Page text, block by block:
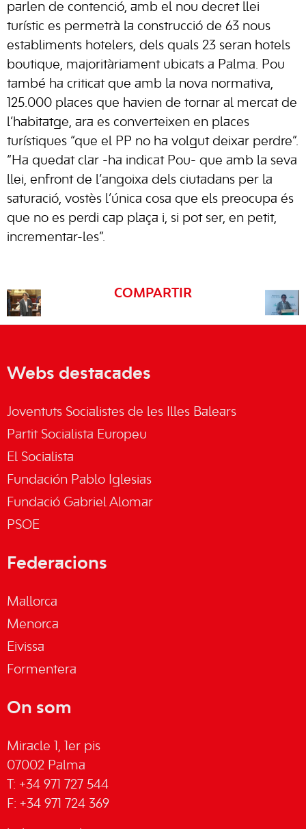
parlen de contenció, amb el nou decret llei
turístic es permetrà la construcció de 63 nous
establiments hotelers, dels quals 23 seran hotels
boutique, majoritàriament ubicats a Palma. Pou
també ha criticat que amb la nova normativa,
125.000 places que havien de tornar al mercat de
l’habitatge, ara es converteixen en places
turístiques “que el PP no ha volgut deixar perdre”.
“Ha quedat clar -ha indicat Pou- que amb la seva
llei, enfront de l’angoixa dels ciutadans per la
saturació, vostès l’única cosa que els preocupa és
que no es perdi cap plaça i, si pot ser, en petit,
incrementar-les”.
COMPARTIR
Webs destacades
Joventuts Socialistes de les Illes Balears
Partit Socialista Europeu
El Socialista
Fundación Pablo Iglesias
Fundació Gabriel Alomar
PSOE
Federacions
Mallorca
Menorca
Eivissa
Formentera
On som
Miracle 1, 1er pis
07002 Palma
T: +34 971 727 544
F: +34 971 724 369